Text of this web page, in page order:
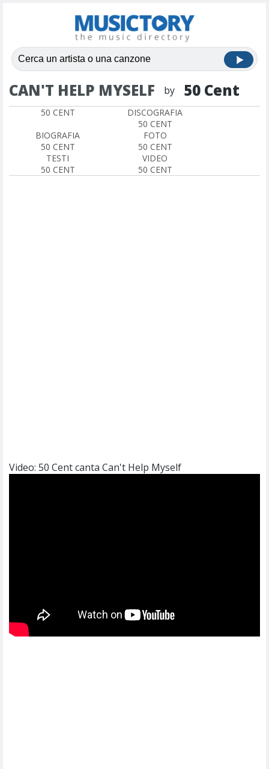
CAN'T HELP MYSELF by 50 Cent
50 CENT
DISCOGRAFIA
50 CENT
BIOGRAFIA
50 CENT
FOTO
50 CENT
TESTI
50 CENT
VIDEO
50 CENT
Video: 50 Cent canta Can't Help Myself